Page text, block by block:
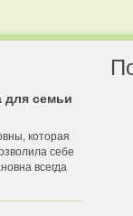
для семьи
которая
себе
всегда